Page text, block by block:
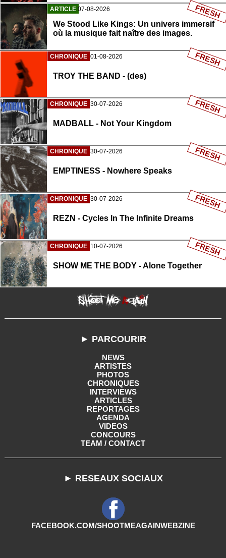
ARTICLE 07-08-2026
We Stood Like Kings: Un univers immersif
où la musique fait naître des images.
FRESH
CHRONIQUE 01-08-2026
TROY THE BAND - (des)
FRESH
CHRONIQUE 30-07-2026
MADBALL - Not Your Kingdom
FRESH
CHRONIQUE 30-07-2026
EMPTINESS - Nowhere Speaks
FRESH
CHRONIQUE 30-07-2026
REZN - Cycles In The Infinite Dreams
FRESH
CHRONIQUE 10-07-2026
SHOW ME THE BODY - Alone Together
FRESH
► PARCOURIR
NEWS
ARTISTES
PHOTOS
CHRONIQUES
INTERVIEWS
ARTICLES
REPORTAGES
AGENDA
VIDEOS
CONCOURS
TEAM / CONTACT
► RESEAUX SOCIAUX
FACEBOOK.COM/SHOOTMEAGAINWEBZINE